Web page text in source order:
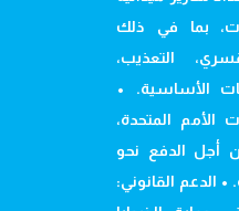
بما في ذلك
التعذيب،
الأساسية. •
الأمم المتحدة،
أجل الدفع نحو
الدعم القانوني: